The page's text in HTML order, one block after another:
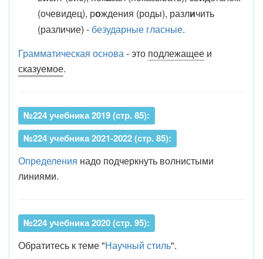
(очевидец), рождения (роды), различить
(различие) - безударные гласные.
Грамматическая основа- это подлежащее и
сказуемое.
№224 учебника 2019 (стр. 85):
№224 учебника 2021-2022 (стр. 85):
Определения надо подчеркнуть волнистыми
линиями.
№224 учебника 2020 (стр. 95):
Обратитесь к теме "Научный стиль".